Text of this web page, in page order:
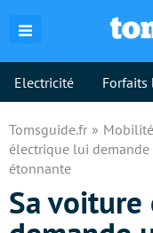
Electricité Forfaits
Tomsguide.fr Mobilité
électrique lui demande
étonnante
Sa